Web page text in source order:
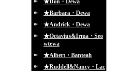
★Don・Dewa
★Barbara・Dewa
★Andrick・Dewa
★Octavius&Irma・Seo
wtewa
★Albert・Banteah
★Ruddell&Nancy・Lac